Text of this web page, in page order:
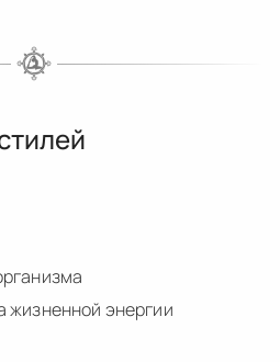
жизненной энергии